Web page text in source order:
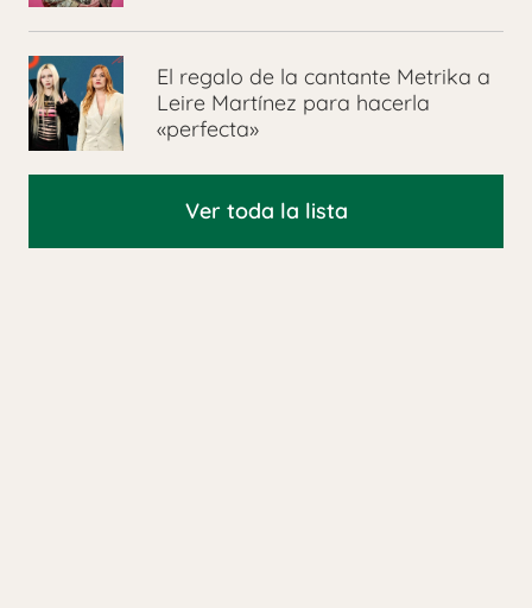
El regalo de la cantante Metrika a
Leire Martínez para hacerla
«perfecta»
Ver toda la lista